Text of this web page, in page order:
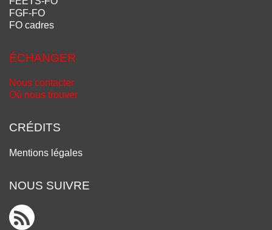
FGF-FO
FO cadres
ÉCHANGER
Nous contacter
Où nous trouver
CRÉDITS
Mentions légales
NOUS SUIVRE